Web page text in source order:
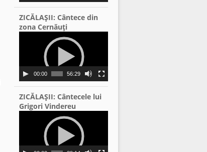
ZICĂLAŞII: Cântece din
zona Cernăuţi
00:00 56:29
ZICĂLAŞII: Cântecele lui
Grigori Vindereu